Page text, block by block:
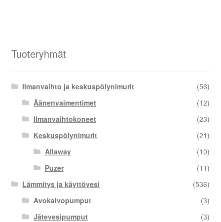
Tuoteryhmät
Ilmanvaihto ja keskuspölynimurit
(56)
Äänenvaimentimet
(12)
Ilmanvaihtokoneet
(23)
Keskuspölynimurit
(21)
Allaway
(10)
Puzer
(11)
Lämmitys ja käyttövesi
(536)
Avokaivopumput
(3)
Jätevesipumput
(3)